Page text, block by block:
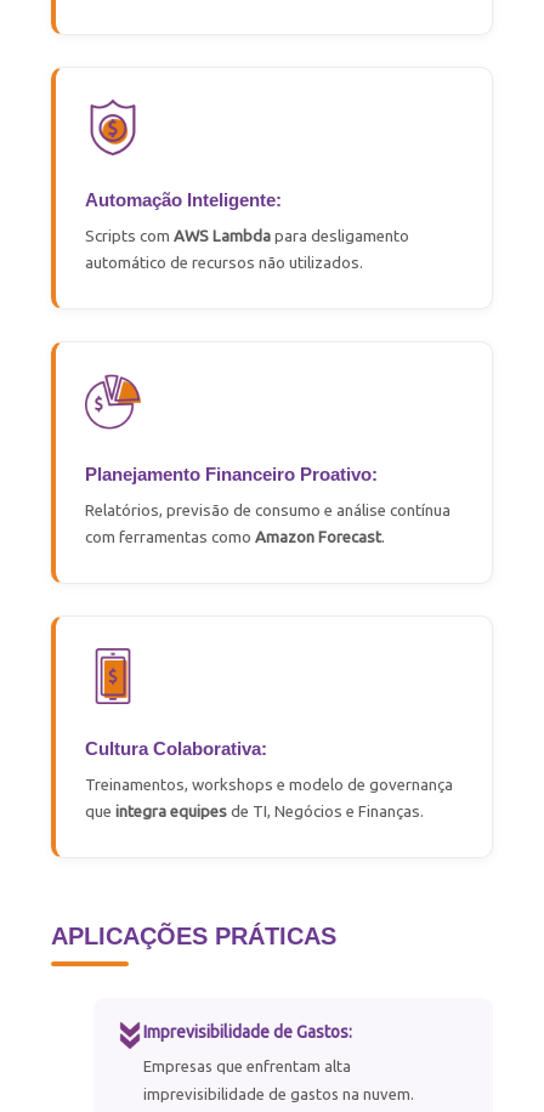
Automação Inteligente:
Scripts comAWS Lambda para desligamento
automático de recursos não utilizados.
Planejamento Financeiro Proativo:
Relatórios, previsão de consumo e análise contínua
com ferramentas comoAmazon Forecast.
Cultura Colaborativa:
Treinamentos, workshops e modelo de governança
queintegra equipes de TI, Negócios e Finanças.
APLICAÇÕES PRÁTICAS
Imprevisibilidade de Gastos:
Empresas que enfrentam alta
imprevisibilidade de gastos na nuvem.